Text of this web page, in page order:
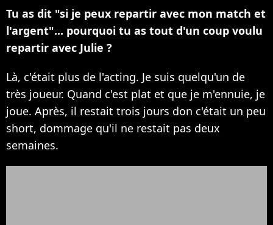
Tu as dit "si je peux repartir avec mon match et
l'argent"... pourquoi tu as tout d'un coup voulu
repartir avec Julie ?
Là, c'était plus de l'acting. Je suis quelqu'un de
très joueur. Quand c'est plat et que je m'ennuie, je
joue. Après, il restait trois jours don c'était un peu
short, dommage qu'il ne restait pas deux
semaines.